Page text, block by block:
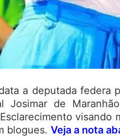
a deputada federa
Josimar de
visando
blogues. Veja a nota